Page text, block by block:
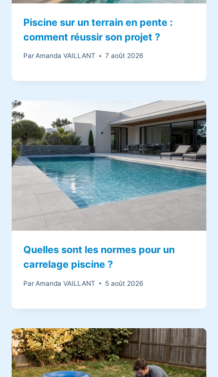
Piscine sur un terrain en pente :
comment réussir son projet ?
ParAmanda VAILLANT 7 août 2026
Quelles sont les normes pour un
carrelage piscine ?
Par Amanda VAILLANT 5 août 2026